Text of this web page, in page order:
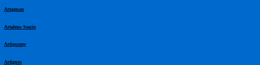
Artagnan
Artalens Souin
Artiguemy
Artigues